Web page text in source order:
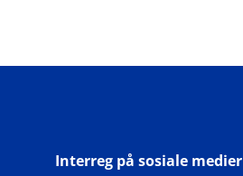
Interreg på sosiale medier